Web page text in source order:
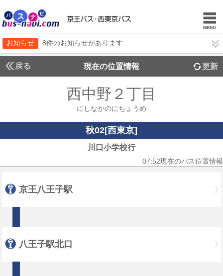
お知らせ 8件のお知らせがあります
戻る 現在の位置情報 更新
西中野２丁目
にしなかのにちょうめ
秋02[西東京]
川口小学校行
07:52現在のバス位置情報
京王八王子駅
八王子駅北口